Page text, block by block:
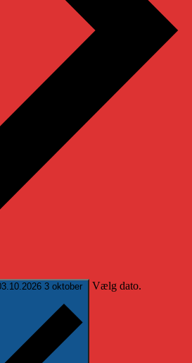
3 oktober Vælg dato.